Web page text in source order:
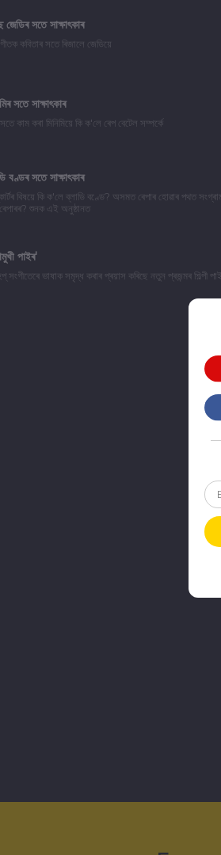
সতে সাক্ষাৎকাৰ
কবিতাৰ সতে ৰিজালে জেডিয়ে
সতে সাক্ষাৎকাৰ
সতে কাম কৰা মিনিমিয়ে কি ক'লে ৰেপ বেটেল সম্পৰ্কে
বণ্ডৰ সতে সাক্ষাৎকাৰ
বিষয়ে কি ক'লে ব্লাডি বণ্ডে? অসমত ৰেপাৰ হোৱাৰ পথত
শুনক এই অনুষ্ঠানত
পাইৰ'
সংগীতেৰে ভাষাক সমৃদ্ধ কৰাৰ প্ৰয়াস কৰিছে নতুন প্ৰজন্মৰ শিল্পী